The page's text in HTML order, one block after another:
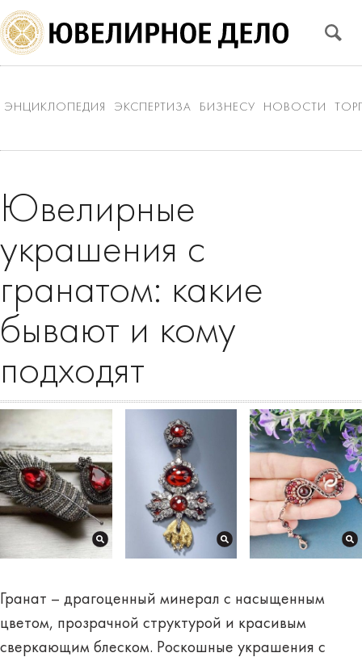
ЭНЦИКЛОПЕДИЯ ЭКСПЕРТИЗА БИЗНЕСУ НОВОСТИ
Ювелирные
украшения с
гранатом: какие
бывают и кому
подходят
Гранат – драгоценный минерал с насыщенным
цветом, прозрачной структурой и красивым
сверкающим блеском. Роскошные украшения с